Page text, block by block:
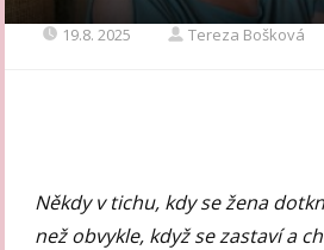
19.8. 2025 Tereza Bošková
Někdy v tichu, kdy se žena
než obvykle, když se zastaví a